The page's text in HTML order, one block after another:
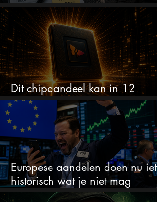
koersstijging niet te kopen
Dit chipaandeel kan in 12
maanden verdubbelen
Europese aandelen doen nu iets
historisch wat je niet mag
negeren